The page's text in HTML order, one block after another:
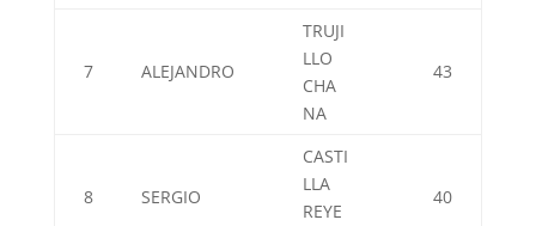
7 ALEJANDRO
TRUJI
LLO
CHA
NA
43
8 SERGIO
CASTI
LLA
REYE
40